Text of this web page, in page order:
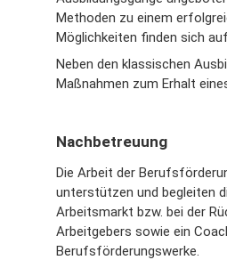
Methoden zu einem
Möglichkeiten finden sich
Neben den klassischen
Maßnahmen zum Erhalt
Nachbetreuung
Die Arbeit der
unterstützen und begleiten
Arbeitsmarkt bzw. bei der
Arbeitgebers sowie ein
Berufsförderungswerke.